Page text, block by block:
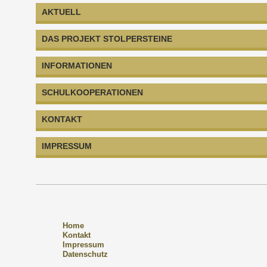
AKTUELL
DAS PROJEKT STOLPERSTEINE
INFORMATIONEN
SCHULKOOPERATIONEN
KONTAKT
IMPRESSUM
Home
Kontakt
Impressum
Datenschutz